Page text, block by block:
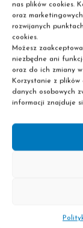
nas plików cookies.
oraz
rozwijanych
cookies.
Możesz
niezbędne ani
oraz do ich zmiany
Korzystanie z plików
danych osobowych
informacji znajduje